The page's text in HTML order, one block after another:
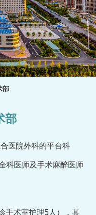
部
部
医院外科的平台科
科医师及手术麻醉医师
手术室护理5人），其